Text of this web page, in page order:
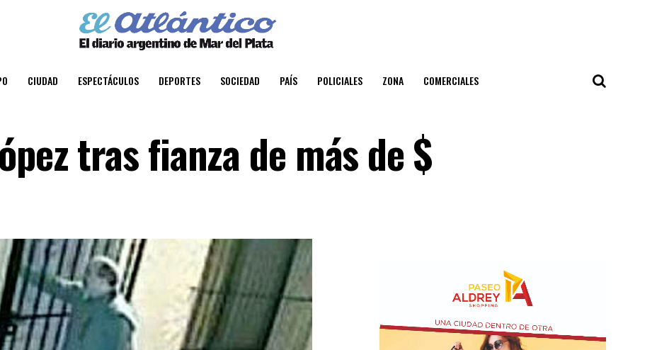
CIUDAD ESPECTÁCULOS DEPORTES SOCIEDAD PAÍS POLICIALES ZONA COMERCIALES
tras fianza de más de $